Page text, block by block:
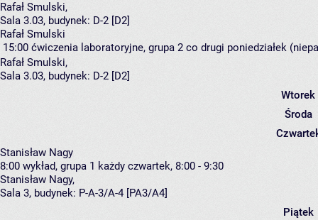
Rafał Smulski,
Sala 3.03, budynek: D-2 [D2]
Rafał Smulski
15:00 ćwiczenia laboratoryjne, grupa 2 co drugi poniedziałek
Rafał Smulski,
Sala 3.03, budynek: D-2 [D2]
Wtorek
Środa
Stanisław Nagy
8:00 wykład, grupa 1 każdy czwartek, 8:00 - 9:30
Stanisław Nagy,
Sala 3, budynek: P-A-3/A-4 [PA3/A4]
Piątek